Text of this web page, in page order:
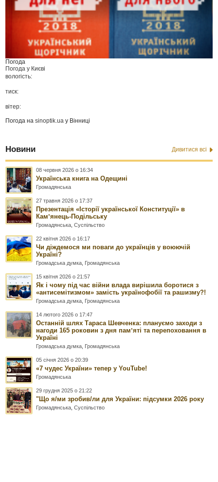
Погода
Погода у Києві
вологість:
тиск:
вітер:
Погода наsinoptik.ua у Вінниці
Новини Дивитися всі
08 червня 2026 о 16:34
Українська книга на Одещині
Громадянська
27 травня 2026 о 17:37
Презентація «Історії української Конституції» в
Камʼянець-Подільську
Громадянська ,Суспільство
22 квітня 2026 о 16:17
Чи діждемося ми поваги до українців у воюючій
Україні?
Громадська думка Громадянська
15 квітня 2026 о 21:57
Як і чому під час війни влада вирішила боротися з
«антисемітизмом» замість українофобії та рашизму?!
Громадська думка Громадянська
14 лютого 2026 о 17:47
Останній шлях Тараса Шевченка: плануємо заходи з
нагоди 165 роковин з дня памʼяті та перепоховання в
Україні
Громадська думка Громадянська
05 січня 2026 о 20:39
«7 чудес України» тепер у YouTube!
Громадянська
29 грудня 2025 о 21:22
"Що я/ми зробив/ли для України: підсумки 2026 року
Громадянська ,Суспільство